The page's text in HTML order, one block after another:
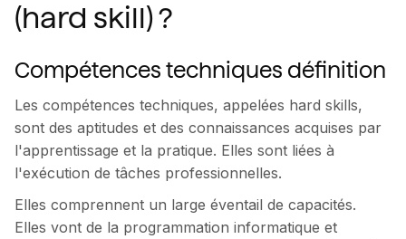
(hard skill) ?
Compétences techniques définition
Les compétences techniques, appelées hard skills,
sont des aptitudes et des connaissances acquises par
l'apprentissage et la pratique. Elles sont liées à
l'exécution de tâches professionnelles.
Elles comprennent un large éventail de capacités.
Elles vont de la programmation informatique et